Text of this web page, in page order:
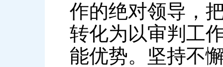
作的绝对领导，
转化为以审判工
能优势。坚持不